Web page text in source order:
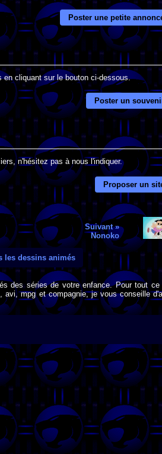
Poster une petite
cliquant sur le bouton ci-dessous.
Poster un
n'hésitez pas à nous l'indiquer.
Proposer un
Suivant »
Nonoko
les dessins animés
des séries de votre enfance. Pour tout ce
avi, mpg et compagnie, je vous conseille